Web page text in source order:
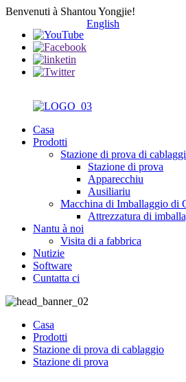
Benvenuti à Shantou Yongjie!
English
Casa
Prodotti
Stazione di prova di
Stazione di prova
Apparecchiu
Ausiliariu
Macchina di Imballaggio di
Attrezzatura di
Nantu à noi
Visita di a fabbrica
Nutizie
Software
Cuntatta ci
Casa
Prodotti
Stazione di prova di cablaggio
Stazione di prova